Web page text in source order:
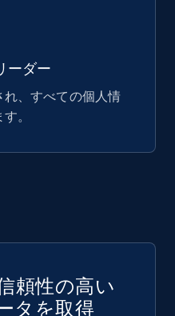
part num, Mfr
Image, Image high,
ーダー
、すべての個人情
。
頼性の高い
タを取得